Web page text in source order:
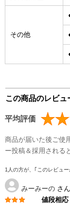
その他
この商品のレビュ
平均評価
商品が届いた後ご使
ー投稿＆採用される
1人の方が、｢このレビュ
みーみーの さん
値段相応